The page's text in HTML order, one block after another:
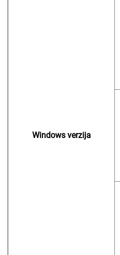
Windows verzija